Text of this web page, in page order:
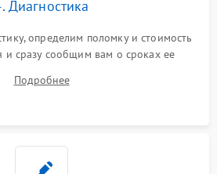
Диагностика
определим поломку и стоимость
и сразу сообщим вам о сроках ее
Подробнее